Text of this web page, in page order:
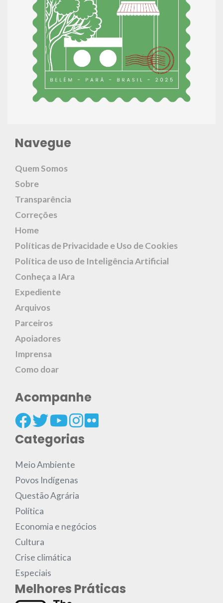
Navegue
Quem Somos
Sobre
Transparência
Correções
Home
Políticas de Privacidade e Uso de Cookies
Política de uso de Inteligência Artificial
Conheça a IAra
Expediente
Arquivos
Parceiros
Apoiadores
Imprensa
Como doar
Acompanhe
Categorias
Meio Ambiente
Povos Indígenas
Questão Agrária
Política
Economia e negócios
Cultura
Crise climática
Especiais
Melhores Práticas